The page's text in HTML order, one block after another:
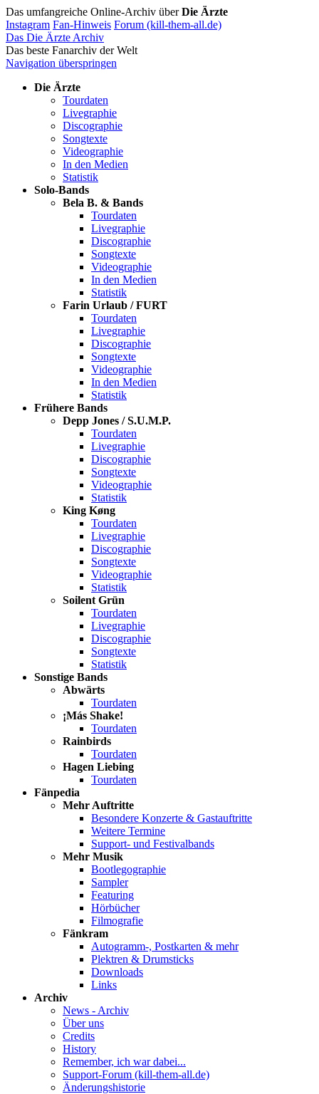
Das umfangreiche Online-Archiv überDie Ärzte
Instagram Fan-Hinweis Forum (kill-them-all.de)
Das Die Ärzte Archiv
Das beste Fanarchiv der Welt
Navigation überspringen
Die Ärzte
Tourdaten
Livegraphie
Discographie
Songtexte
Videographie
In den Medien
Statistik
Solo-Bands
Bela B. & Bands
Tourdaten
Livegraphie
Discographie
Songtexte
Videographie
In den Medien
Statistik
Farin Urlaub / FURT
Tourdaten
Livegraphie
Discographie
Songtexte
Videographie
In den Medien
Statistik
Frühere Bands
Depp Jones / S.U.M.P.
Tourdaten
Livegraphie
Discographie
Songtexte
Videographie
Statistik
King Køng
Tourdaten
Livegraphie
Discographie
Songtexte
Videographie
Statistik
Soilent Grün
Tourdaten
Livegraphie
Discographie
Songtexte
Statistik
Sonstige Bands
Abwärts
Tourdaten
¡Más Shake!
Tourdaten
Rainbirds
Tourdaten
Hagen Liebing
Tourdaten
Fänpedia
Mehr Auftritte
Besondere Konzerte & Gastauftritte
Weitere Termine
Support- und Festivalbands
Mehr Musik
Bootlegographie
Sampler
Featuring
Hörbücher
Filmografie
Fänkram
Autogramm-, Postkarten & mehr
Plektren & Drumsticks
Downloads
Links
Archiv
News - Archiv
Über uns
Credits
History
Remember, ich war dabei...
Support-Forum (kill-them-all.de)
Änderungshistorie